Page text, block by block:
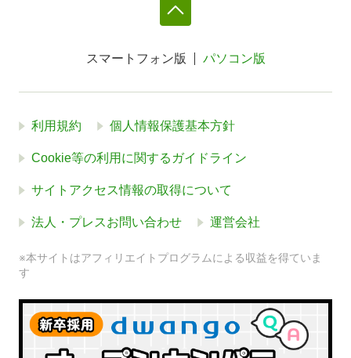
スマートフォン版 パソコン版
利用規約 個人情報保護基本方針
Cookie等の利用に関するガイドライン
サイトアクセス情報の取得について
法人・プレスお問い合わせ 運営会社
※本サイトはアフィリエイトプログラムによる収益を得ていま
す